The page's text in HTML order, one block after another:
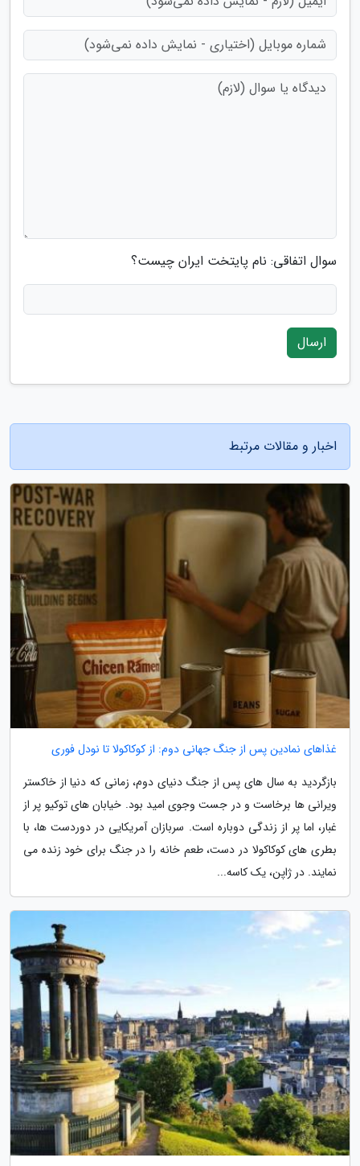
سوال اتفاقی: نام پایتخت ایران چیست؟
ارسال
اخبار و مقالات مرتبط
غذاهای نمادین پس از جنگ جهانی دوم: از کوکاکولا تا نودل فوری
بازگردید به سال های پس از جنگ دنیای دوم، زمانی که دنیا از خاکستر
ویرانی ها برخاست و در جست وجوی امید بود. خیابان های توکیو پر از
غبار، اما پر از زندگی دوباره است. سربازان آمریکایی در دوردست ها، با
بطری های کوکاکولا در دست، طعم خانه را در جنگ برای خود زنده می
نمایند. در ژاپن، یک کاسه...